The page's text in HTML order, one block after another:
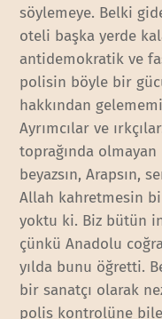
söylemeye. Belki
oteli başka yerde
antidemokratik ve
polisin böyle bir
hakkından
Ayrımcılar ve
toprağında
beyazsın, Arapsın,
Allah kahretmesin
yoktu ki. Biz bütün
çünkü Anadolu
yılda bunu öğretti.
bir sanatçı olarak
polis kontrolüne